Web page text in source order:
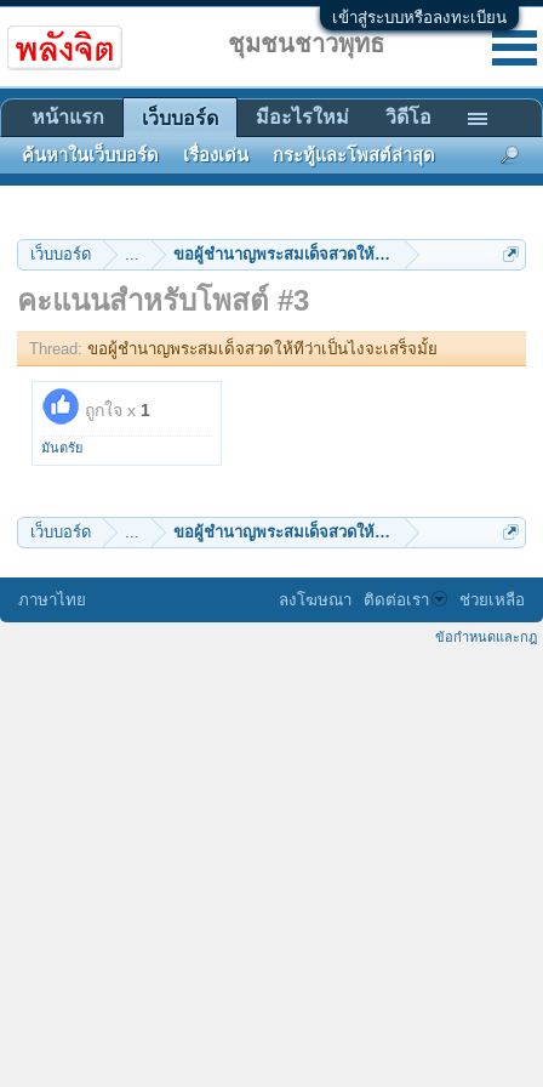
เข้าสู่ระบบหรือลงทะเบียน
เว็บบอร์ด ... ขอผู้ชำนาญพระสมเด็จสวดให้ทีว่าเป็นไงจะเสร็จมั้ย
คะแนนสำหรับโพสต์ #3
Thread: ขอผู้ชำนาญพระสมเด็จสวดให้ทีว่าเป็นไงจะเสร็จมั้ย
ถูกใจ x 1
มันตรัย
เว็บบอร์ด ... ขอผู้ชำนาญพระสมเด็จสวดให้ทีว่าเป็นไงจะเสร็จมั้ย
ชุมชนชาวพุทธ
หน้าแรก เว็บบอร์ด
ค้นหาในเว็บบอร์ด เรื่องเด่น กระทู้และโพสต์ล่าสุด
มีอะไรใหม่ วิดีโอ
ภาษาไทย ลงโฆษณา ติดต่อเรา ช่วยเหลือ
ข้อกำหนดและกฎ